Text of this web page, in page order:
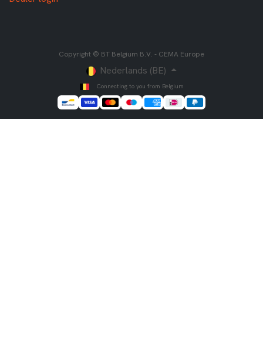
Copyright © BT Belgium B.V. - CEMA Europe
Nederlands (BE)
Connecting to you from Belgium